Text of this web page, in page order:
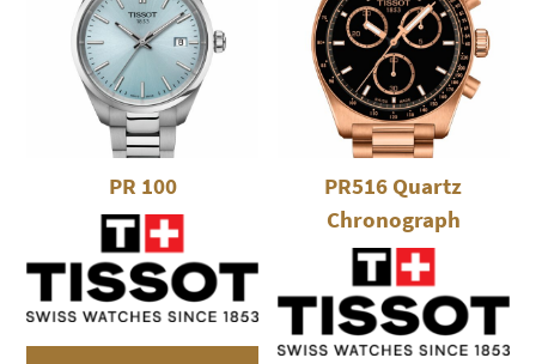
PR 100
PR516 Quartz
Chronograph